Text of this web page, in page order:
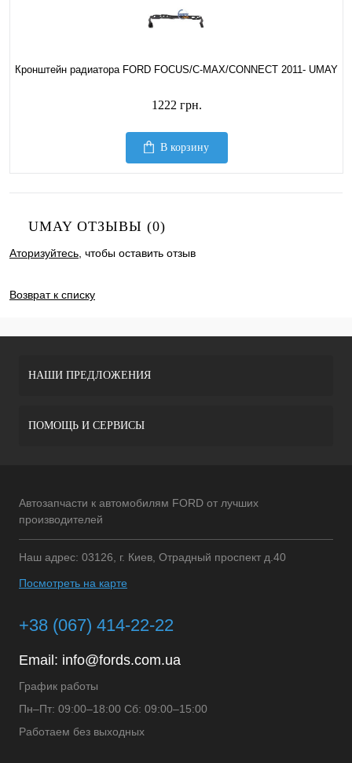
Кронштейн радиатора FORD FOCUS/C-MAX/CONNECT 2011- UMAY
1222 грн.
В корзину
UMAY ОТЗЫВЫ (0)
Аторизуйтесь , чтобы оставить отзыв
Возврат к списку
НАШИ ПРЕДЛОЖЕНИЯ
ПОМОЩЬ И СЕРВИСЫ
Автозапчасти к автомобилям FORD от лучших
производителей
Наш адрес: 03126, г. Киев, Отрадный проспект д.40
Посмотреть на карте
+38 (067) 414-22-22
Email: info@fords.com.ua
График работы
Пн–Пт: 09:00–18:00 Сб: 09:00–15:00
Работаем без выходных